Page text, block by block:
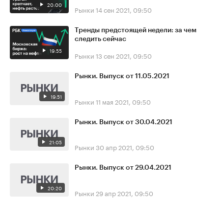
20:00 Рынки 14 сен 2021, 09:50
19:55
Тренды предстоящей недели: за чем
следить сейчас
Рынки 13 сен 2021, 09:50
19:51
Рынки. Выпуск от 11.05.2021
Рынки 11 мая 2021, 09:50
21:05
Рынки. Выпуск от 30.04.2021
Рынки 30 апр 2021, 09:50
20:20
Рынки. Выпуск от 29.04.2021
Рынки 29 апр 2021, 09:50